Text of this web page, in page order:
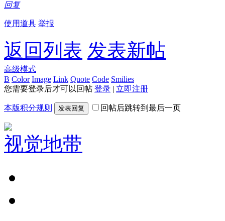
回复
使用道具 举报
返回列表 发表新帖
高级模式
B Color Image Link Quote Code Smilies
您需要登录后才可以回帖 登录 | 立即注册
本版积分规则 发表回复 回帖后跳转到最后一页
视觉地带